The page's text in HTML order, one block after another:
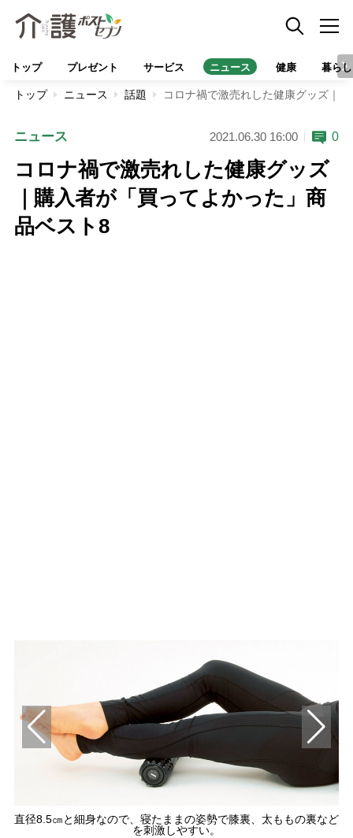
トップ プレゼント サービス ニュース 健康 暮らし
トップ ニュース 話題 コロナ禍で激売れした健康グッズ｜
ニュース 2021.06.30 16:00 0
コロナ禍で激売れした健康グッズ
｜購入者が「買ってよかった」商
品ベスト8
直径8.5㎝と細身なので、寝たままの姿勢で膝裏、太ももの裏など
を刺激しやすい。